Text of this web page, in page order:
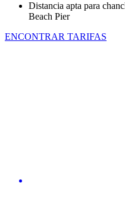
Distancia apta para
Beach Pier
ENCONTRAR TARIFAS